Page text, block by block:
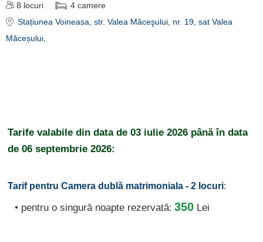
8 locuri 4 camere
Stațiunea Voineasa , str. Valea Măceşului, nr. 19, sat Valea
Măceșului,
Tarife valabile din data de 03 iulie 2026 până în data
de 06 septembrie 2026:
Tarif pentru Camera dublă matrimoniala - 2 locuri:
• pentru o singură noapte rezervată: 350 Lei